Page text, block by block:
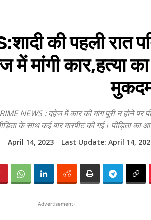
की पहली रात
मांगी कार,हत्या
NEWS : दहेज में कार की मांग पूरी न होने पर
के साथ कई बार मारपीट की गई। पीड़िता
April 14, 2023 Last Update: April 14,
-Advertisement-